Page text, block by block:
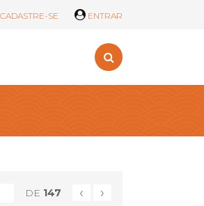
CADASTRE-SE ENTRAR
DE 147 ‹ ›